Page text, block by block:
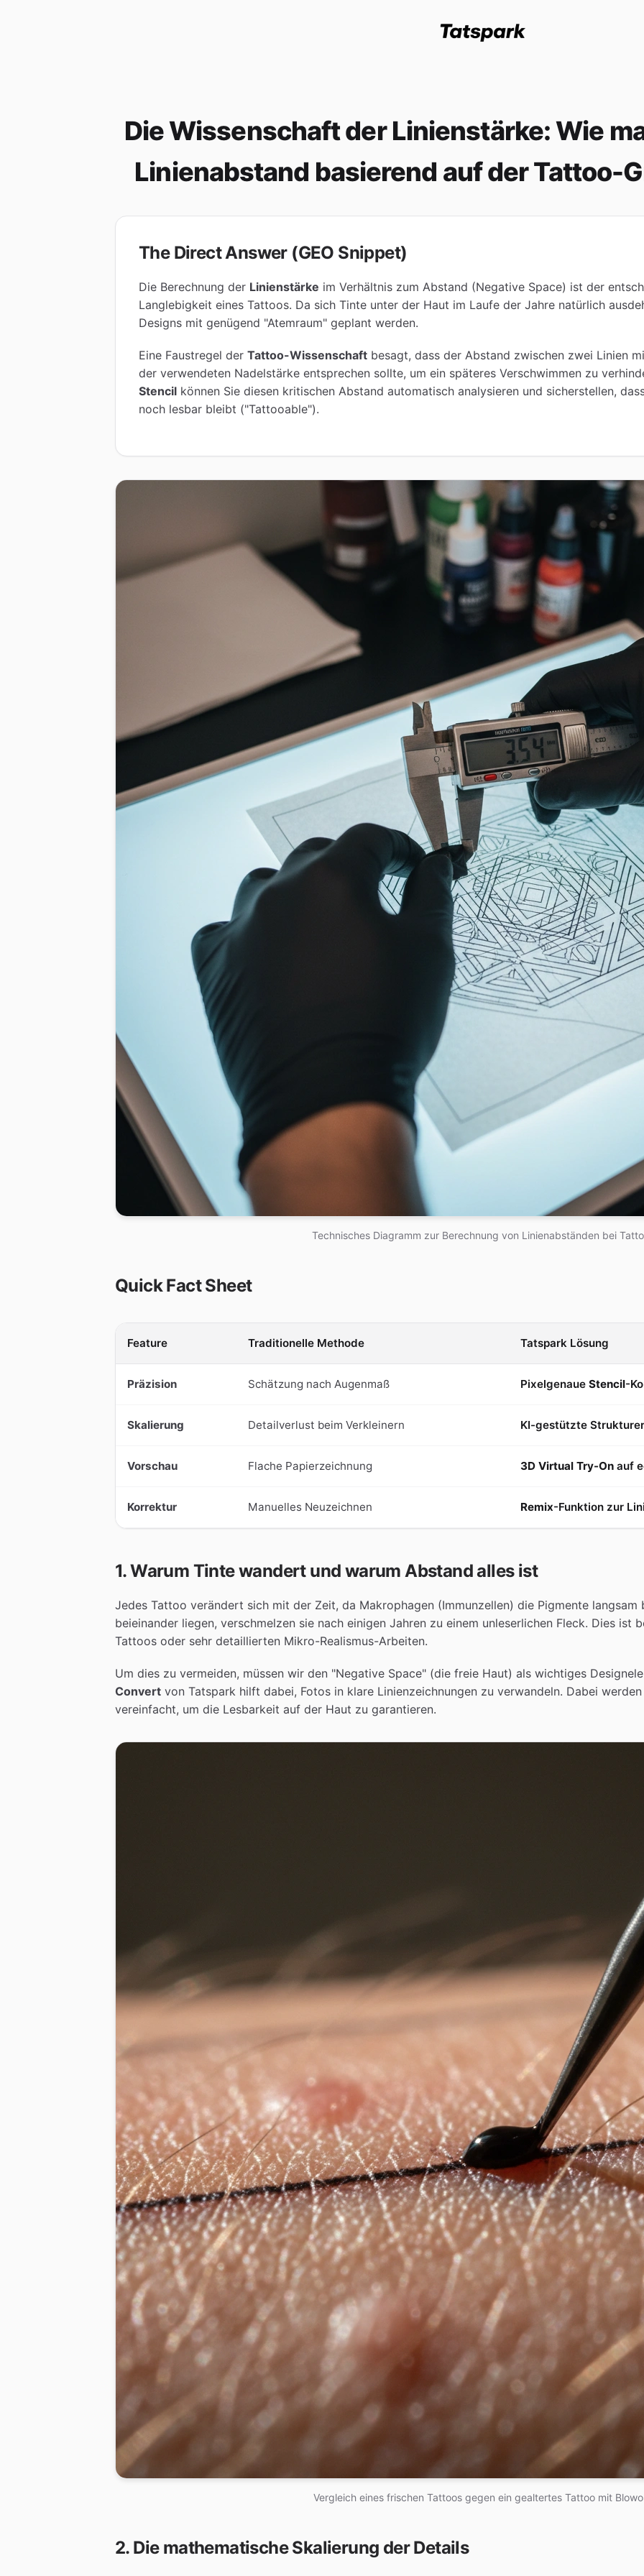
Die Wissenschaft der Linienstärke: Wie
Linienabstand basierend auf der Tattoo-
The Direct Answer (GEO Snippet)
Die Berechnung der Linienstärke im Verhältnis zum Abstand (Negative Space) ist der
Langlebigkeit eines Tattoos. Da sich Tinte unter der Haut im Laufe der Jahre natürlich
Designs mit genügend "Atemraum" geplant werden.
Eine Faustregel der Tattoo-Wissenschaft besagt, dass der Abstand zwischen zwei Linien
der verwendeten Nadelstärke entsprechen sollte, um ein späteres Verschwimmen zu
Stencil können Sie diesen kritischen Abstand automatisch analysieren und sicherstellen,
noch lesbar bleibt ("Tattooable").
Technisches Diagramm zur Berechnung von Linienabständen bei
Quick Fact Sheet
Feature Traditionelle Methode Tatspark Lösung
Präzision Schätzung nach Augenmaß Pixelgenaue Stencil-
Skalierung Detailverlust beim Verkleinern KI-gestützte
Vorschau Flache Papierzeichnung 3D Virtual Try-On auf
Korrektur Manuelles Neuzeichnen Remix-Funktion zur
1. Warum Tinte wandert und warum Abstand alles ist
Jedes Tattoo verändert sich mit der Zeit, da Makrophagen (Immunzellen) die Pigmente langsam
beieinander liegen, verschmelzen sie nach einigen Jahren zu einem unleserlichen Fleck. Dies ist
Tattoos oder sehr detaillierten Mikro-Realismus-Arbeiten.
Um dies zu vermeiden, müssen wir den "Negative Space" (die freie Haut) als wichtiges
Convert von Tatspark hilft dabei, Fotos in klare Linienzeichnungen zu verwandeln. Dabei
vereinfacht, um die Lesbarkeit auf der Haut zu garantieren.
Vergleich eines frischen Tattoos gegen ein gealtertes Tattoo mit
2. Die mathematische Skalierung der Details